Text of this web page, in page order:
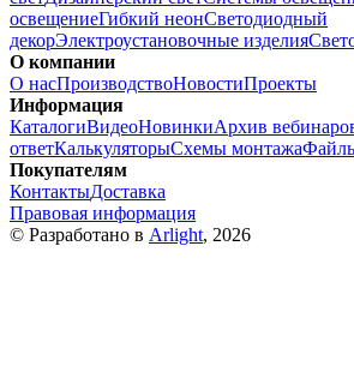
освещениеГибкий неонСветодиодный
декорЭлектроустановочные изделия
О компании
О насПроизводствоНовостиПроекты
Информация
КаталогиВидеоНовинкиАрхив
ответКалькуляторыСхемы монтажа
Покупателям
КонтактыДоставка
Правовая информация
© Разработано в Arlight, 2026